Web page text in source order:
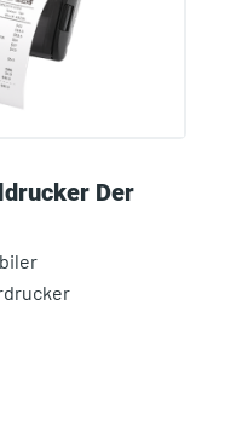
Der